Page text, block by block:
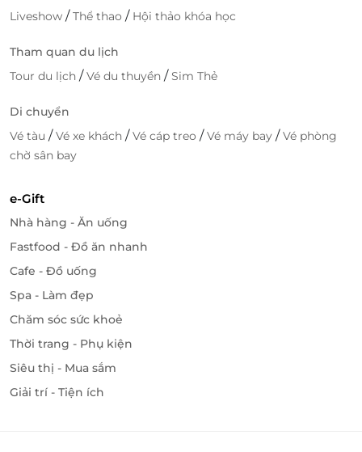
Liveshow /Thể thao / Hội thảo khóa học
Tham quan du lịch
Tour du lịch /Vé du thuyền /Sim Thẻ
Di chuyển
Vé tàu /Vé xe khách /Vé cáp treo /Vé máy bay /Vé phòng
chờ sân bay
e-Gift
Nhà hàng - Ăn uống
Fastfood - Đồ ăn nhanh
Cafe - Đồ uống
Spa - Làm đẹp
Chăm sóc sức khoẻ
Thời trang - Phụ kiện
Siêu thị - Mua sắm
Giải trí - Tiện ích